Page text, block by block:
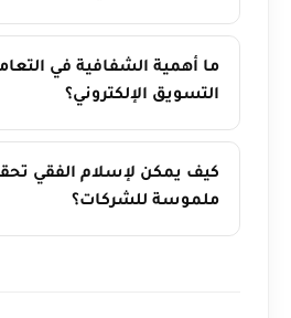
ما أهمية الشفافية في
التسويق الإلكتروني؟
كيف يمكن لإسلام الفقي
ملموسة للشركات؟